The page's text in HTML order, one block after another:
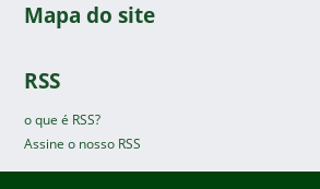
Mapa do site
RSS
o que é RSS?
Assine o nosso RSS